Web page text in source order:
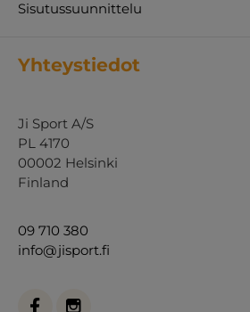
Sisutussuunnittelu
Yhteystiedot
Ji Sport A/S
PL 4170
00002 Helsinki
Finland
09 710 380
info@jisport.fi